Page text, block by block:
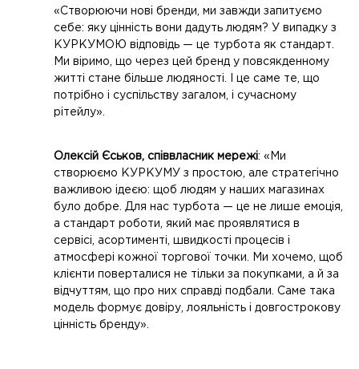
«Створюючи нові бренди, ми завжди запитуємо
себе: яку цінність вони дадуть людям? У випадку з
КУРКУМОЮ відповідь — це турбота як стандарт.
Ми віримо, що через цей бренд у повсякденному
житті стане більше людяності. І це саме те, що
потрібно і суспільству загалом, і сучасному
рітейлу».
Олексій Єськов, співвласник мережі: «Ми
створюємо КУРКУМУ з простою, але стратегічно
важливою ідеєю: щоб людям у наших магазинах
було добре. Для нас турбота — це не лише емоція,
а стандарт роботи, який має проявлятися в
сервісі, асортименті, швидкості процесів і
атмосфері кожної торгової точки. Ми хочемо, щоб
клієнти поверталися не тільки за покупками, а й за
відчуттям, що про них справді подбали. Саме така
модель формує довіру, лояльність і довгострокову
цінність бренду».